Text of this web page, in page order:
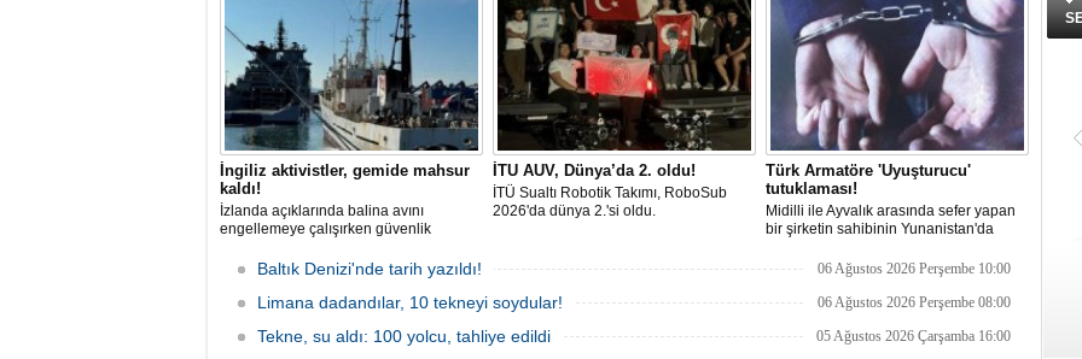
gününde 9 tekne rüzgârla buluştu.
Komutanlığı’nda gerçekleştirilecek.
Sendika, sözlerin tutulmaması halinde
direnişin süreceğini açıkladı
İngiliz aktivistler, gemide mahsur
kaldı!
İzlanda açıklarında balina avını
engellemeye çalışırken güvenlik
protesto gemisindeki 21 çevre aktivisti,
günlerdir gemiden çıkmalarına izin
verilmediğini ve temel haklarının ihlal
Britanyalı aktivist de bulunuyor.
İTU AUV, Dünya’da 2. oldu!
İTÜ Sualtı Robotik Takımı, RoboSub
2026'da dünya 2.'si oldu.
Türk Armatöre 'Uyuşturucu'
tutuklaması!
Midilli ile Ayvalık arasında sefer yapan
bir şirketin sahibinin Yunanistan'da
Baltık Denizi'nde tarih yazıldı! 06 Ağustos 2026 Perşembe 10:00
Limana dadandılar, 10 tekneyi soydular! 06 Ağustos 2026 Perşembe 08:00
Tekne, su aldı: 100 yolcu, tahliye edildi 05 Ağustos 2026 Çarşamba 16:00